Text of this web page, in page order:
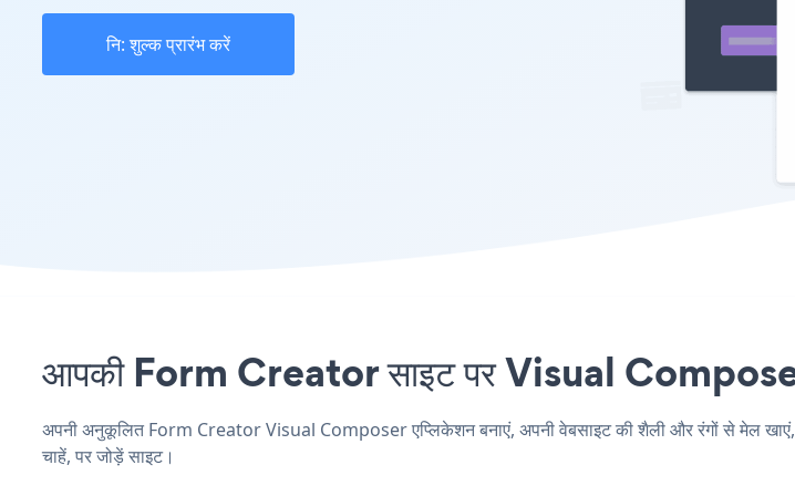
नि: शुल्क प्रारंभ करें
आपकी Form Creator साइट पर Visual Composer
अपनी अनुकूलित Form Creator Visual Composer एप्लिकेशन बनाएं, अपनी वेबसाइट की शैली और रंगों से मेल
चाहें, पर जोड़ें साइट।